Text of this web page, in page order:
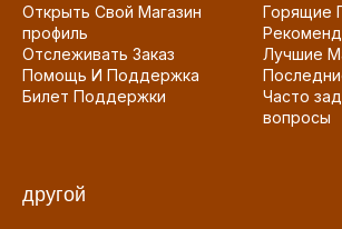
Открыть Свой Магазин
профиль
Отслеживать Заказ
Помощь И Поддержка
Билет Поддержки
Горящие
Лучшие
Часто
вопросы
другой